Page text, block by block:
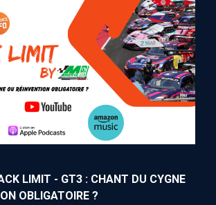
LIMIT - GT3 : CHANT DU CYGNE
OBLIGATOIRE ?